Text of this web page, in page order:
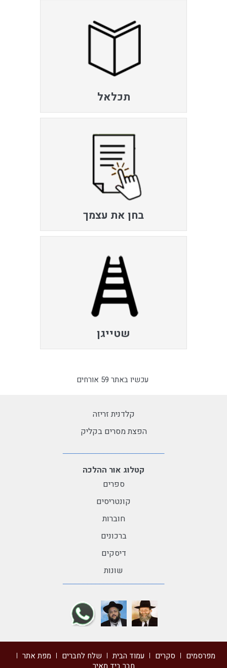
תכלאל
בחן את עצמך
שטייגן
עכשיו באתר 59 אורחים
קלדנית זריזה
הפצת מסרים בקליק
קטלוג אור ההלכה
ספרים
קונטריסים
חוברות
ברכונים
דיסקים
שונות
מפרסמים סקרים עמוד הבית שלח לחברים
מפת אתר